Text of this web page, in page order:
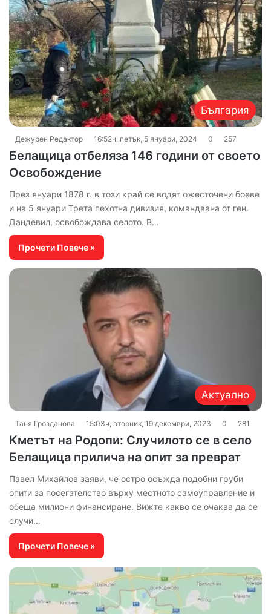
България
Дежурен Редактор 16:52ч, петък, 5 януари, 2024 0 257
Белащица отбеляза 146 години от своето
Освобождение
През януари 1878 г. в този край се водят ожесточени боеве
и на 5 януари Трета пехотна дивизия, командвана от ген.
Дандевил, освобождава селото. В…
Прочети Повече »
Актуално
Таня Грозданова 15:03ч, вторник, 19 декември, 2023 0 281
Кметът на Родопи: Случилото се в село
Белащица прилича на опит за преврат
Павел Михайлов заяви, че остро осъжда подобни груби
опити за посегателство върху местното самоуправление и
обеща милиони финансиране. Вижте какво се очаква да се
случи…
Прочети Повече »